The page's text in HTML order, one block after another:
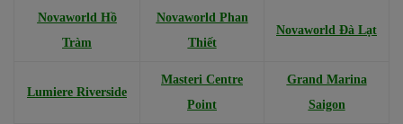
Novaworld Hồ
Tràm
Novaworld Phan
Thiết
Novaworld Đà Lạt
Lumiere Riverside
Masteri Centre
Point
Grand Marina
Saigon